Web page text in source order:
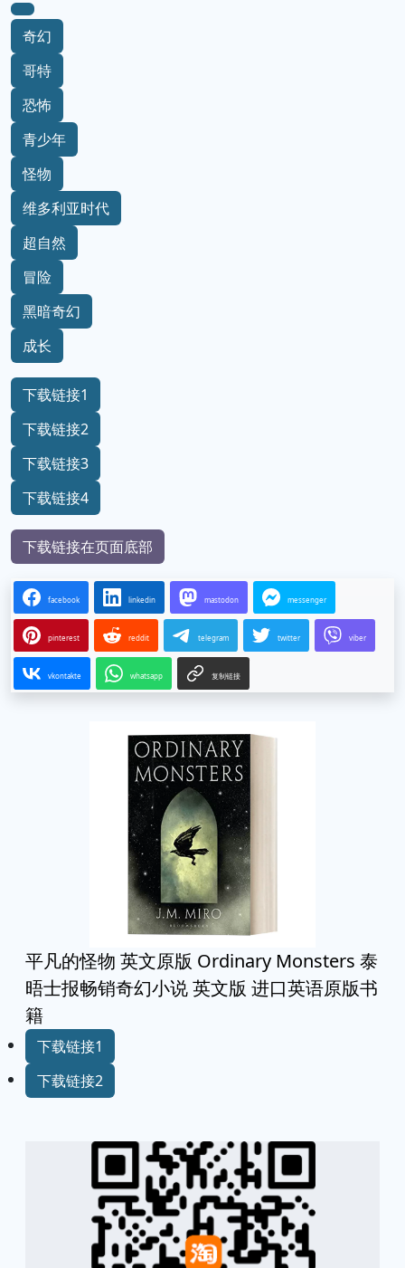
奇幻
哥特
恐怖
青少年
怪物
维多利亚时代
超自然
冒险
黑暗奇幻
成长
下载链接1
下载链接2
下载链接3
下载链接4
下载链接在页面底部
facebook linkedin mastodon messenger
pinterest reddit telegram twitter viber
vkontakte whatsapp 复制链接
平凡的怪物 英文原版 Ordinary Monsters 泰
晤士报畅销奇幻小说 英文版 进口英语原版书
籍
下载链接1
下载链接2